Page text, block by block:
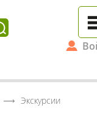
Экскурсии